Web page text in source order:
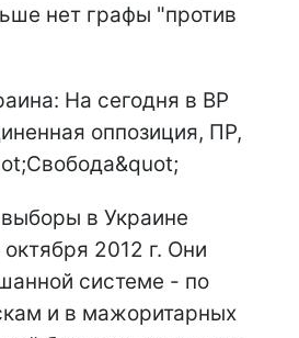
нет графы "против
в Украине
2012 г. Они
системе - по
и в мажоритарных